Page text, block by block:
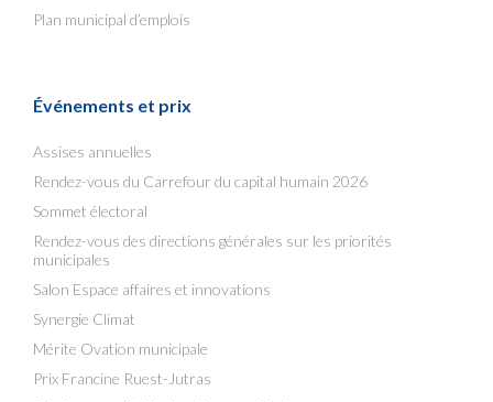
Plan municipal d’emplois
Événements et prix
Assises annuelles
Rendez-vous du Carrefour du capital humain 2026
Sommet électoral
Rendez-vous des directions générales sur les priorités
municipales
Salon Espace affaires et innovations
Synergie Climat
Mérite Ovation municipale
Prix Francine Ruest-Jutras